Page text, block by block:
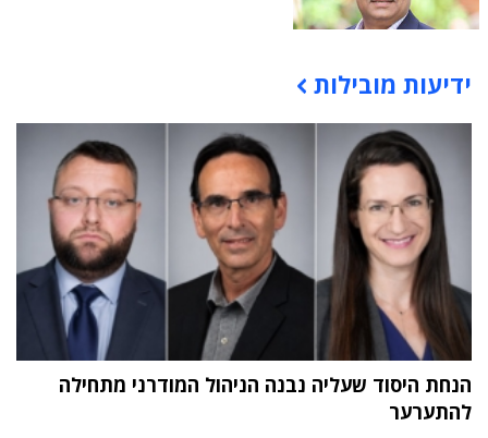
תוכן פרסומי
ידיעות מובילות
הנחת היסוד שעליה נבנה הניהול המודרני מתחילה
להתערער